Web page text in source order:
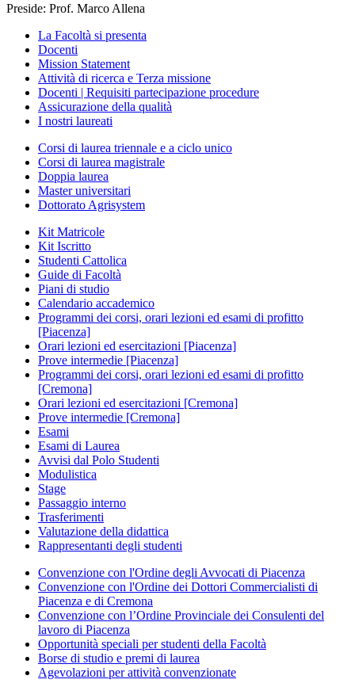
Preside: Prof. Marco Allena
La Facoltà si presenta
Docenti
Mission Statement
Attività di ricerca e Terza missione
Docenti | Requisiti partecipazione procedure
Assicurazione della qualità
I nostri laureati
Corsi di laurea triennale e a ciclo unico
Corsi di laurea magistrale
Doppia laurea
Master universitari
Dottorato Agrisystem
Kit Matricole
Kit Iscritto
Studenti Cattolica
Guide di Facoltà
Piani di studio
Calendario accademico
Programmi dei corsi, orari lezioni ed esami di profitto
[Piacenza]
Orari lezioni ed esercitazioni [Piacenza]
Prove intermedie [Piacenza]
Programmi dei corsi, orari lezioni ed esami di profitto
[Cremona]
Orari lezioni ed esercitazioni [Cremona]
Prove intermedie [Cremona]
Esami
Esami di Laurea
Avvisi dal Polo Studenti
Modulistica
Stage
Passaggio interno
Trasferimenti
Valutazione della didattica
Rappresentanti degli studenti
Convenzione con l'Ordine degli Avvocati di Piacenza
Convenzione con l'Ordine dei Dottori Commercialisti di
Piacenza e di Cremona
Convenzione con l’Ordine Provinciale dei Consulenti del
lavoro di Piacenza
Opportunità speciali per studenti della Facoltà
Borse di studio e premi di laurea
Agevolazioni per attività convenzionate